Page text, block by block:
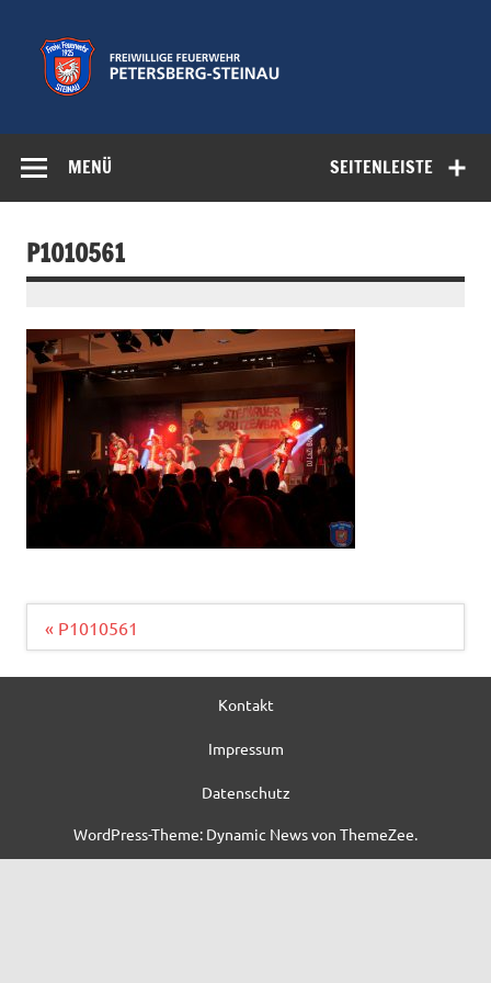
springen
Feuerwehr
Petersberg-
SEITENLEISTE
MENÜ
P1010561
Beitragsnavigation
« P1010561
Kontakt
Impressum
Datenschutz
WordPress-Theme: Dynamic News von ThemeZee.